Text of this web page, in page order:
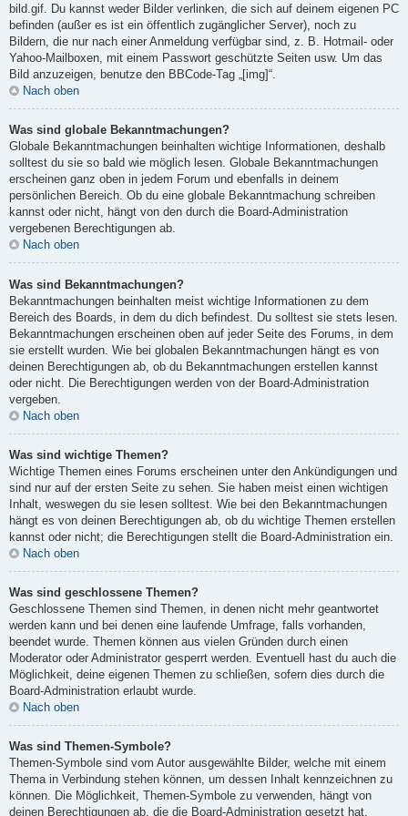
bild.gif. Du kannst weder Bilder verlinken, die sich auf deinem eigenen PC
befinden (außer es ist ein öffentlich zugänglicher Server), noch zu
Bildern, die nur nach einer Anmeldung verfügbar sind, z. B. Hotmail- oder
Yahoo-Mailboxen, mit einem Passwort geschützte Seiten usw. Um das
Bild anzuzeigen, benutze den BBCode-Tag „[img]“.
Nach oben
Was sind globale Bekanntmachungen?
Globale Bekanntmachungen beinhalten wichtige Informationen, deshalb
solltest du sie so bald wie möglich lesen. Globale Bekanntmachungen
erscheinen ganz oben in jedem Forum und ebenfalls in deinem
persönlichen Bereich. Ob du eine globale Bekanntmachung schreiben
kannst oder nicht, hängt von den durch die Board-Administration
vergebenen Berechtigungen ab.
Nach oben
Was sind Bekanntmachungen?
Bekanntmachungen beinhalten meist wichtige Informationen zu dem
Bereich des Boards, in dem du dich befindest. Du solltest sie stets lesen.
Bekanntmachungen erscheinen oben auf jeder Seite des Forums, in dem
sie erstellt wurden. Wie bei globalen Bekanntmachungen hängt es von
deinen Berechtigungen ab, ob du Bekanntmachungen erstellen kannst
oder nicht. Die Berechtigungen werden von der Board-Administration
vergeben.
Nach oben
Was sind wichtige Themen?
Wichtige Themen eines Forums erscheinen unter den Ankündigungen und
sind nur auf der ersten Seite zu sehen. Sie haben meist einen wichtigen
Inhalt, weswegen du sie lesen solltest. Wie bei den Bekanntmachungen
hängt es von deinen Berechtigungen ab, ob du wichtige Themen erstellen
kannst oder nicht; die Berechtigungen stellt die Board-Administration ein.
Nach oben
Was sind geschlossene Themen?
Geschlossene Themen sind Themen, in denen nicht mehr geantwortet
werden kann und bei denen eine laufende Umfrage, falls vorhanden,
beendet wurde. Themen können aus vielen Gründen durch einen
Moderator oder Administrator gesperrt werden. Eventuell hast du auch die
Möglichkeit, deine eigenen Themen zu schließen, sofern dies durch die
Board-Administration erlaubt wurde.
Nach oben
Was sind Themen-Symbole?
Themen-Symbole sind vom Autor ausgewählte Bilder, welche mit einem
Thema in Verbindung stehen können, um dessen Inhalt kennzeichnen zu
können. Die Möglichkeit, Themen-Symbole zu verwenden, hängt von
deinen Berechtigungen ab, die die Board-Administration gesetzt hat.